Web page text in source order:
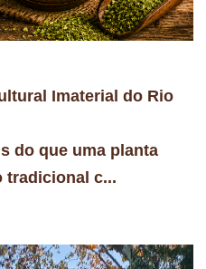
Imaterial do Rio
do que uma planta
tradicional c...